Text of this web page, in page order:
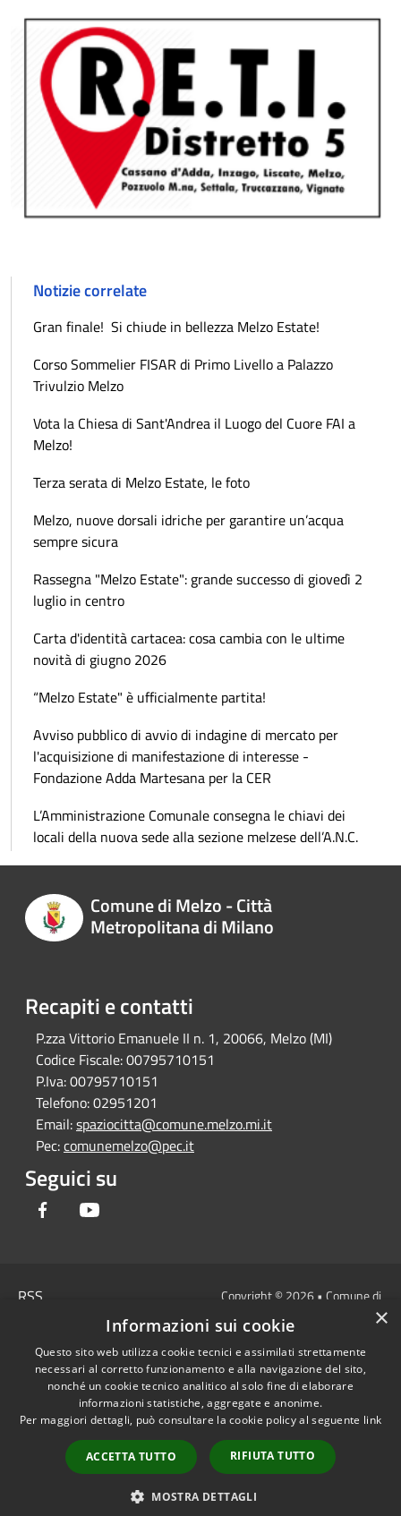
Notizie correlate
Gran finale! Si chiude in bellezza Melzo Estate!
Corso Sommelier FISAR di Primo Livello a Palazzo
Trivulzio Melzo
Vota la Chiesa di Sant'Andrea il Luogo del Cuore FAI a
Melzo!
Terza serata di Melzo Estate, le foto
Melzo, nuove dorsali idriche per garantire un’acqua
sempre sicura
Rassegna "Melzo Estate": grande successo di giovedì 2
luglio in centro
Carta d'identità cartacea: cosa cambia con le ultime
novità di giugno 2026
“Melzo Estate" è ufficialmente partita!
Avviso pubblico di avvio di indagine di mercato per
l'acquisizione di manifestazione di interesse -
Fondazione Adda Martesana per la CER
L’Amministrazione Comunale consegna le chiavi dei
locali della nuova sede alla sezione melzese dell’A.N.C.
Comune di Melzo - Città
Metropolitana di Milano
Recapiti e contatti
P.zza Vittorio Emanuele II n. 1, 20066, Melzo (MI)
Codice Fiscale:00795710151
P.Iva:00795710151
Telefono:02951201
Email:spaziocitta@comune.melzo.mi.it
Pec:comunemelzo@pec.it
Seguici su
Facebook
RSS
Cookie
Mappa del sito
Area Interna
Dichiarazione di
accessibilità e/o
segnalazioni di non
Copyright © 2026 • Comune di
Melzo - Città Metropolitana di
Milano • Powered by
Municipium•Accesso
redazione
×
Informazioni sui cookie
Questo sito web utilizza cookie tecnici e assimilati strettamente
necessari al corretto funzionamento e alla navigazione del sito,
nonché un cookie tecnico analitico al solo fine di elaborare
informazioni statistiche, aggregate e anonime.
Per maggiori dettagli, può consultare la cookie policy al seguente link
ACCETTA TUTTO RIFIUTA TUTTO
MOSTRA DETTAGLI